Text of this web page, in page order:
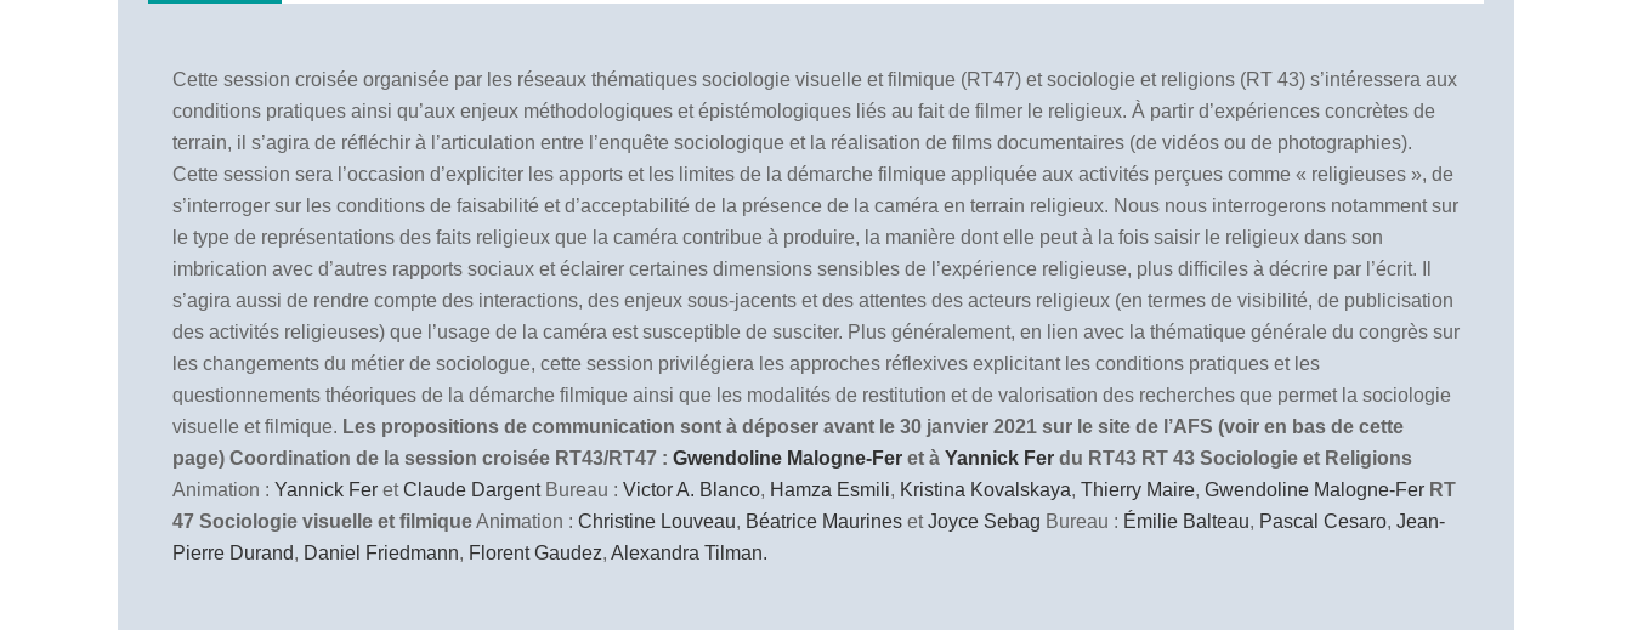
Cette session croisée organisée par les réseaux thématiques sociologie visuelle et filmique (RT47) et sociologie et religions (RT 43) s’intéressera aux
conditions pratiques ainsi qu’aux enjeux méthodologiques et épistémologiques liés au fait de filmer le religieux. À partir d’expériences concrètes de
terrain, il s’agira de réfléchir à l’articulation entre l’enquête sociologique et la réalisation de films documentaires (de vidéos ou de photographies).
Cette session sera l’occasion d’expliciter les apports et les limites de la démarche filmique appliquée aux activités perçues comme « religieuses », de
s’interroger sur les conditions de faisabilité et d’acceptabilité de la présence de la caméra en terrain religieux. Nous nous interrogerons notamment sur
le type de représentations des faits religieux que la caméra contribue à produire, la manière dont elle peut à la fois saisir le religieux dans son
imbrication avec d’autres rapports sociaux et éclairer certaines dimensions sensibles de l’expérience religieuse, plus difficiles à décrire par l’écrit. Il
s’agira aussi de rendre compte des interactions, des enjeux sous-jacents et des attentes des acteurs religieux (en termes de visibilité, de publicisation
des activités religieuses) que l’usage de la caméra est susceptible de susciter. Plus généralement, en lien avec la thématique générale du congrès sur
les changements du métier de sociologue, cette session privilégiera les approches réflexives explicitant les conditions pratiques et les
questionnements théoriques de la démarche filmique ainsi que les modalités de restitution et de valorisation des recherches que permet la sociologie
visuelle et filmique. Les propositions de communication sont à déposer avant le 30 janvier 2021 sur le site de l’AFS (voir en bas de cette
page) Coordination de la session croisée RT43/RT47 : Gwendoline Malogne-Fer et à Yannick Fer du RT43 RT 43 Sociologie et Religions
Animation : Yannick Fer etClaude DargentBureau : Victor A. Blanco, Hamza Esmili, Kristina Kovalskaya, Thierry Maire, Gwendoline Malogne-Fer RT
47 Sociologie visuelle et filmiqueAnimation : Christine Louveau, Béatrice Maurines etJoyce Sebag Bureau : Émilie Balteau, Pascal Cesaro, Jean-
Pierre Durand, Daniel Friedmann, Florent Gaudez, Alexandra Tilman.